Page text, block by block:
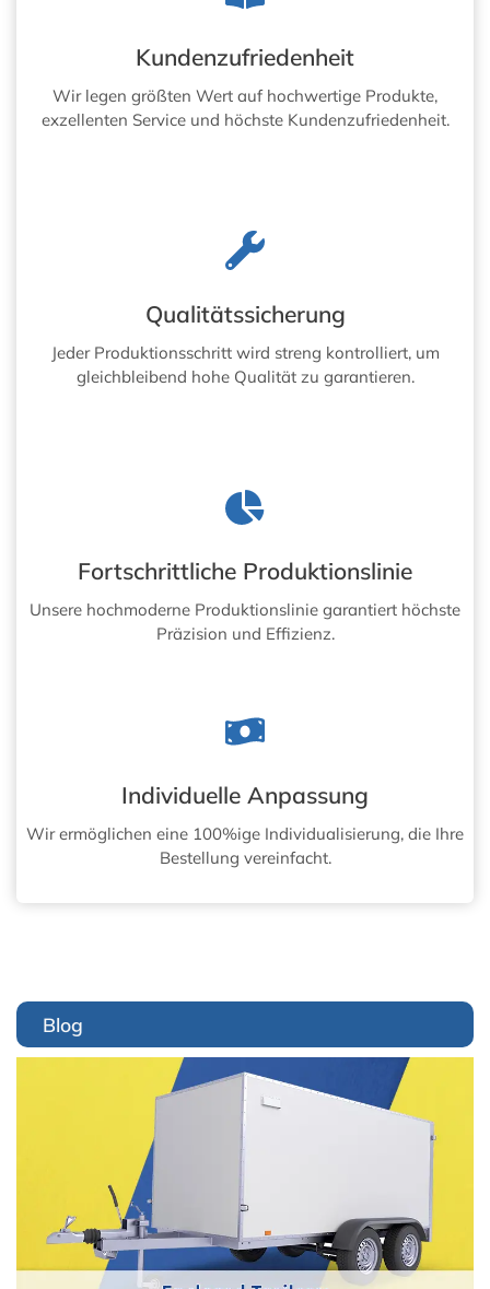
Kundenzufriedenheit
Wir legen größten Wert auf hochwertige Produkte,
exzellenten Service und höchste Kundenzufriedenheit.
Qualitätssicherung
Jeder Produktionsschritt wird streng kontrolliert, um
gleichbleibend hohe Qualität zu garantieren.
Fortschrittliche Produktionslinie
Unsere hochmoderne Produktionslinie garantiert höchste
Präzision und Effizienz.
Individuelle Anpassung
Wir ermöglichen eine 100%ige Individualisierung, die Ihre
Bestellung vereinfacht.
Blog